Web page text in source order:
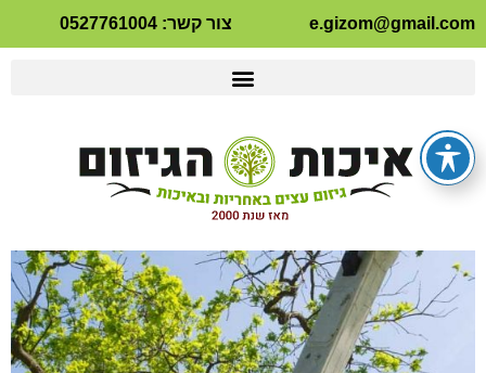
e.gizom@gmail.com צור קשר: 0527761004